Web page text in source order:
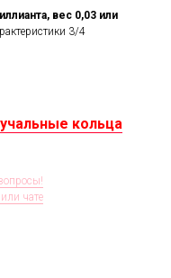
вес 0,03 или
3/4
кольца
чате